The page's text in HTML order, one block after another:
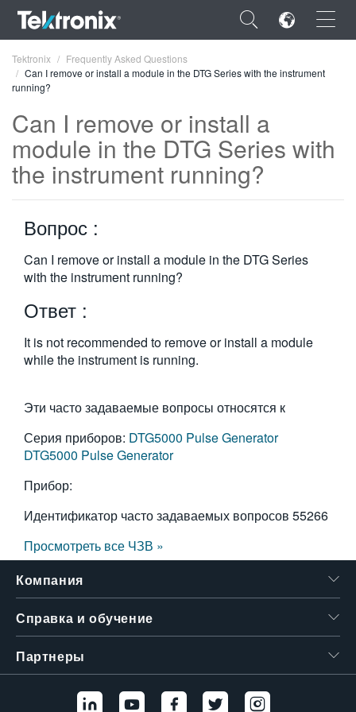
×
ENGLISH
FRANÇAIS
简体中文
日本語
한국어
Tektronix
Frequently Asked Questions
Can I remove or install a module in the DTG Series with the instrument
running?
Can I remove or install a
module in the DTG Series with
the instrument running?
Вопрос :
Can I remove or install a module in the DTG Series
with the instrument running?
Ответ :
It is not recommended to remove or install a module
while the instrument is running.
Эти часто задаваемые вопросы относятся к
Серия приборов: DTG5000 Pulse Generator
DTG5000 Pulse Generator
Прибор:
Идентификатор часто задаваемых вопросов 55266
Просмотреть все ЧЗВ »
Компания
Справка и обучение
Партнеры